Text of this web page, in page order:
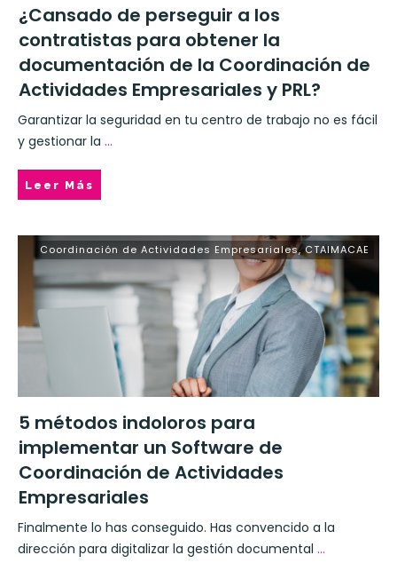
¿Cansado de perseguir a los
contratistas para obtener la
documentación de la Coordinación de
Actividades Empresariales y PRL?
Garantizar la seguridad en tu centro de trabajo no es fácil
y gestionar la ...
Leer Más
Coordinación de Actividades Empresariales,CTAIMACAE
5 métodos indoloros para
implementar un Software de
Coordinación de Actividades
Empresariales
Finalmente lo has conseguido. Has convencido a la
dirección para digitalizar la gestión documental ...